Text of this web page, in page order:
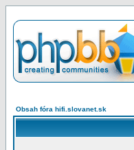
Obsah fóra hifi.slovanet.sk